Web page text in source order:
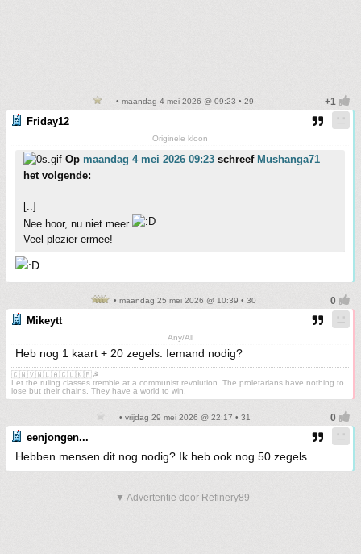
• maandag 4 mei 2026 @ 09:23 • 29
Friday12
Originele kloon
Op maandag 4 mei 2026 09:23 schreef Mushanga71
het volgende:
[..]
Nee hoor, nu niet meer
Veel plezier ermee!
• maandag 25 mei 2026 @ 10:39 • 30
Mikeytt
Any/All
Heb nog 1 kaart + 20 zegels. Iemand nodig?
🇨🇳🇻🇳🇱🇦🇨🇺🇰🇵☭
Let the ruling classes tremble at a communist revolution. The proletarians have nothing to
lose but their chains. They have a world to win.
• vrijdag 29 mei 2026 @ 22:17 • 31
eenjongen...
Hebben mensen dit nog nodig? Ik heb ook nog 50 zegels
▼ Advertentie door Refinery89